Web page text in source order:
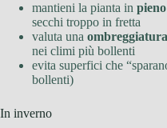
mantieni la pianta in
secchi troppo in fretta
valuta una
nei climi più bollenti
evita superfici che
bollenti)
In inverno